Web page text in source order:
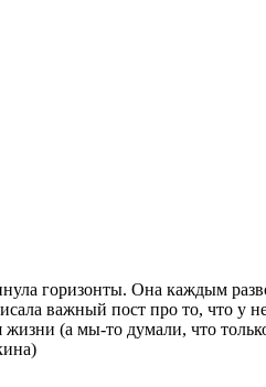
горизонты. Она каждым
важный пост про то, что у
(а мы-то думали, что